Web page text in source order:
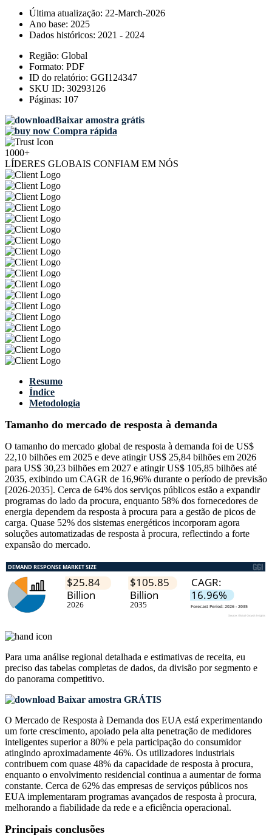
Última atualização: 22-March-2026
Ano base: 2025
Dados históricos: 2021 - 2024
Região: Global
Formato: PDF
ID do relatório: GGI124347
SKU ID: 30293126
Páginas: 107
Baixar amostra grátis
Compra rápida
1000+
LÍDERES GLOBAIS CONFIAM EM NÓS
Resumo
Índice
Metodologia
Tamanho do mercado de resposta à demanda
O tamanho do mercado global de resposta à demanda foi de US$
22,10 bilhões em 2025 e deve atingir US$ 25,84 bilhões em 2026
para US$ 30,23 bilhões em 2027 e atingir US$ 105,85 bilhões até
2035, exibindo um CAGR de 16,96% durante o período de previsão
[2026-2035]. Cerca de 64% dos serviços públicos estão a expandir
programas do lado da procura, enquanto 58% dos fornecedores de
energia dependem da resposta à procura para a gestão de picos de
carga. Quase 52% dos sistemas energéticos incorporam agora
soluções automatizadas de resposta à procura, reflectindo a forte
expansão do mercado.
Para uma análise regional detalhada e estimativas de receita, eu
preciso das tabelas completas de dados, da divisão por segmento e
do panorama competitivo.
Baixar amostra GRÁTIS
O Mercado de Resposta à Demanda dos EUA está experimentando
um forte crescimento, apoiado pela alta penetração de medidores
inteligentes superior a 80% e pela participação do consumidor
atingindo aproximadamente 46%. Os utilizadores industriais
contribuem com quase 48% da capacidade de resposta à procura,
enquanto o envolvimento residencial continua a aumentar de forma
constante. Cerca de 62% das empresas de serviços públicos nos
EUA implementaram programas avançados de resposta à procura,
melhorando a fiabilidade da rede e a eficiência operacional.
Principais conclusões